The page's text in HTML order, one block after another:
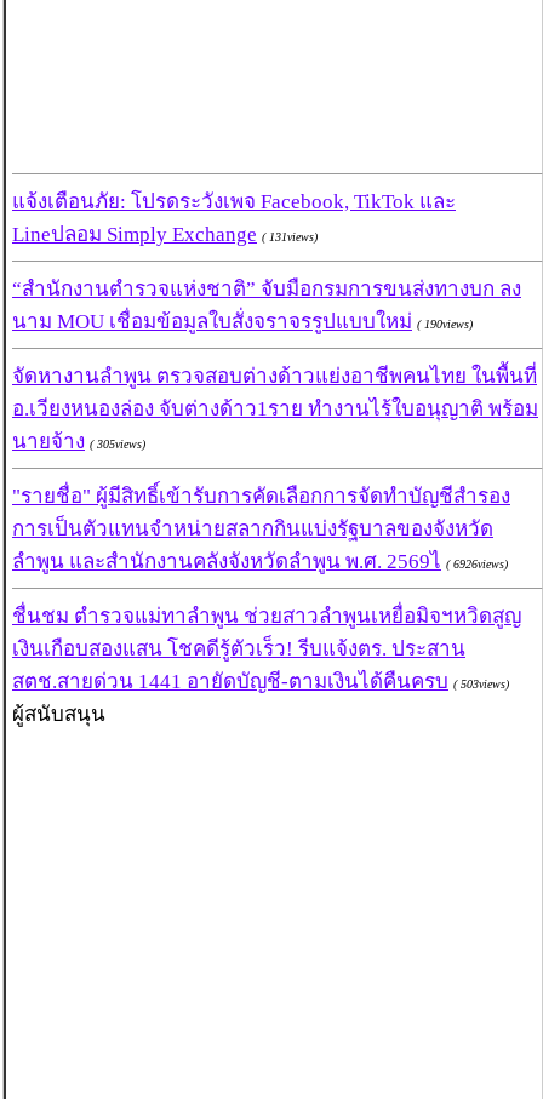
แจ้งเตือนภัย: โปรดระวังเพจ Facebook, TikTok และ
Lineปลอม Simply Exchange ( 131views)
“สำนักงานตำรวจแห่งชาติ” จับมือกรมการขนส่งทางบก ลง
นาม MOU เชื่อมข้อมูลใบสั่งจราจรรูปแบบใหม่ ( 190views)
จัดหางานลำพูน ตรวจสอบต่างด้าวแย่งอาชีพคนไทย ในพื้นที่
อ.เวียงหนองล่อง จับต่างด้าว1ราย ทำงานไร้ใบอนุญาติ พร้อม
นายจ้าง ( 305views)
"รายชื่อ" ผู้มีสิทธิ์เข้ารับการคัดเลือกการจัดทำบัญชีสำรอง
การเป็นตัวแทนจำหน่ายสลากกินแบ่งรัฐบาลของจังหวัด
ลำพูน และสำนักงานคลังจังหวัดลำพูน พ.ศ. 2569ไ ( 6926views)
ชื่นชม ตำรวจแม่ทาลำพูน ช่วยสาวลำพูนเหยื่อมิจฯหวิดสูญ
เงินเกือบสองแสน โชคดีรู้ตัวเร็ว! รีบแจ้งตร. ประสาน
สตช.สายด่วน 1441 อายัดบัญชี-ตามเงินได้คืนครบ ( 503views)
ผู้สนับสนุน